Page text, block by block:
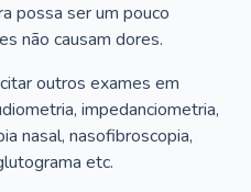
possa ser um pouco
não causam dores.
outros exames em
impedanciometria,
nasal, nasofibroscopia,
etc.